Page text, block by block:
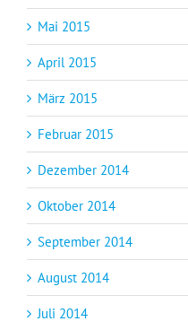
Mai 2015
April 2015
März 2015
Februar 2015
Dezember 2014
Oktober 2014
September 2014
August 2014
Juli 2014